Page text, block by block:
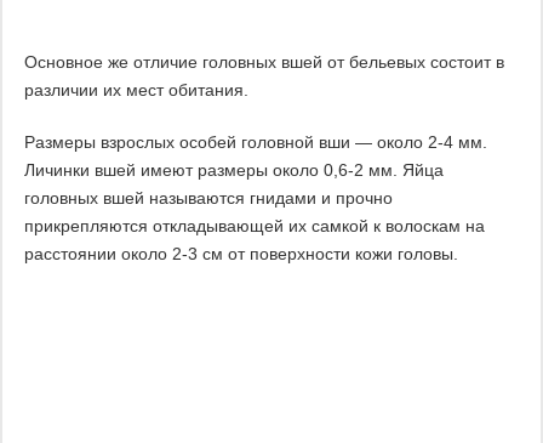
Основное же отличие головных вшей от бельевых состоит в
различии их мест обитания.
Размеры взрослых особей головной вши — около 2-4 мм.
Личинки вшей имеют размеры около 0,6-2 мм. Яйца
головных вшей называются гнидами и прочно
прикрепляются откладывающей их самкой к волоскам на
расстоянии около 2-3 см от поверхности кожи головы.